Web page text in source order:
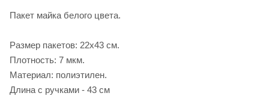
Пакет майка белого цвета.
Размер пакетов: 22х43 см.
Плотность: 7 мкм.
Материал: полиэтилен.
Длина с ручками - 43 см